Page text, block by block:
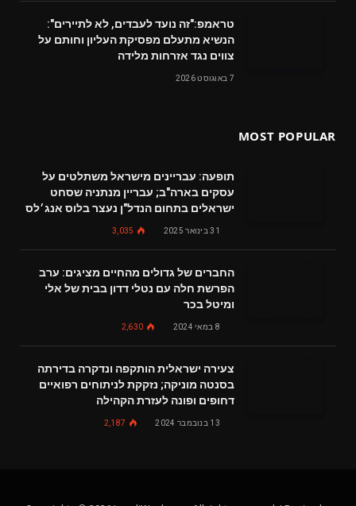
טראמפ:"זה נועד לעבדים, לא לתיירים":
הנשיא מתעלם מפסיקת העליון וחותם על
צווים נגד אזרחות מלידה
7 באוגוסט 2026
MOST POPULAR
תופעה: עבריינים מישראל משתלטים על
עסקים בארה"ב; עבריין מנתניה שסחט
ישראלים בתחום הנדל"ן נעצר בלוס אנג׳לס
31 בינואר 2025 3,035
החברים של גדולים מהחיים מציגים: ערב
הפרשת חלה עם נטלי דדון בבית של אלי
ומיטל בכר
8 במאי 2024 2,630
צעירה ישראלית הותקפה ונדקרה בדירתה
בסנטה מוניקה; נזקקת לניתוחים רפואיים
דחופים ופונה לעזרת הקהילה
13 בנובמבר 2024 2,187